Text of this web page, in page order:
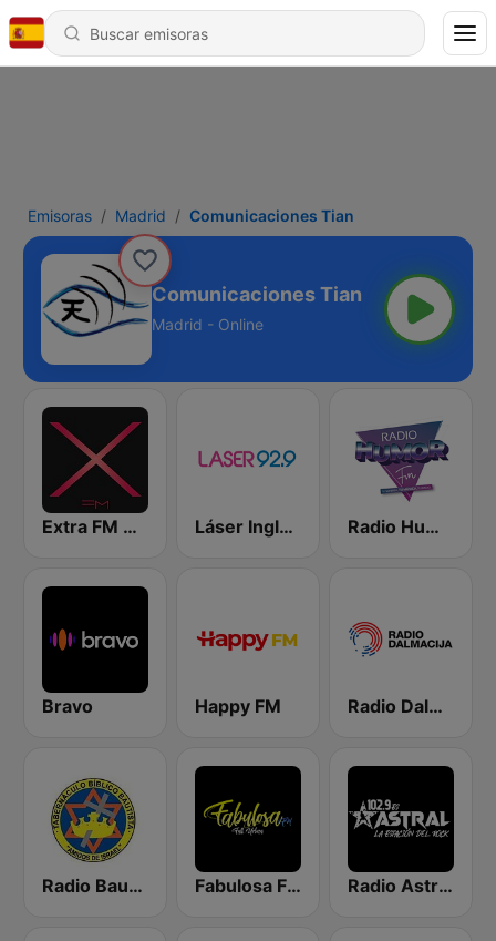
Emisoras Madrid Comunicaciones Tian
Comunicaciones Tian
Madrid - Online
Extra FM 93.6 Láser Inglés 92.9 Radio Humor Fm
Bravo Happy FM Radio Dalmacija
Radio Bautista Global 89.7 FM Fabulosa FM Radio Astral 102.9 FM